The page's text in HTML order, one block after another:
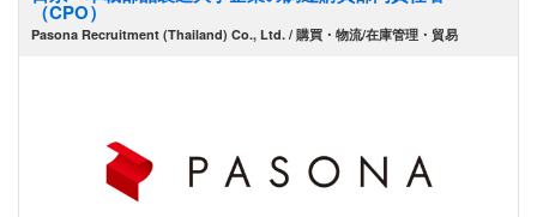
（CPO）
Pasona Recruitment (Thailand) Co., Ltd. / 購買・物流/在庫管理・貿易